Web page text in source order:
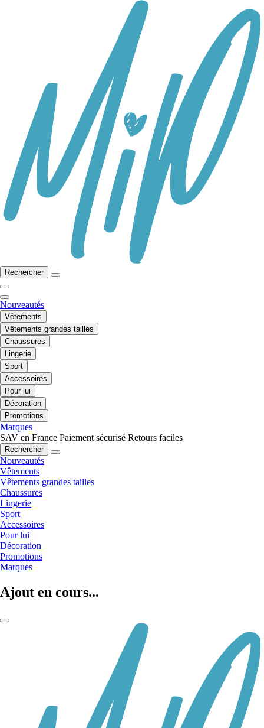
Rechercher
Nouveautés
Vêtements
Vêtements grandes tailles
Chaussures
Lingerie
Sport
Accessoires
Pour lui
Décoration
Promotions
Marques
SAV en France Paiement sécurisé Retours faciles
Rechercher
Nouveautés
Vêtements
Vêtements grandes tailles
Chaussures
Lingerie
Sport
Accessoires
Pour lui
Décoration
Promotions
Marques
Ajout en cours...